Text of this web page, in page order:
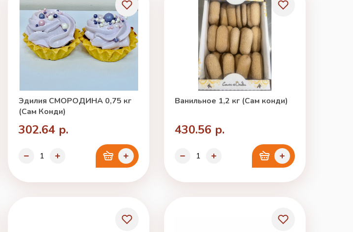
Эдилия СМОРОДИНА 0,75 кг
(Сам Конди)
302.64 р.
Ванильное 1,2 кг (Сам конди)
430.56 р.